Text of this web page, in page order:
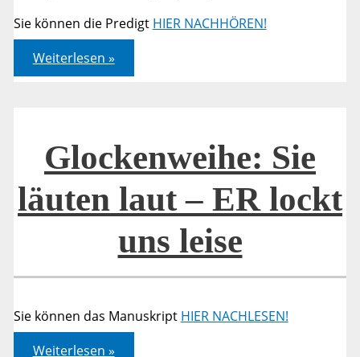
Sie können die Predigt HIER NACHHÖREN!
Matthäus
09,9-
13
Weiterlesen »
Glockenweihe: Sie
läuten laut – ER lockt
uns leise
Sie können das Manuskript HIER NACHLESEN!
Glockenweihe:
Weiterlesen »